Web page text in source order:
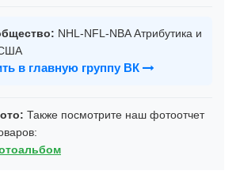
NHL-NFL-NBA Атрибутика и
США
в главную группу ВК
Также посмотрите наш фотоотчет